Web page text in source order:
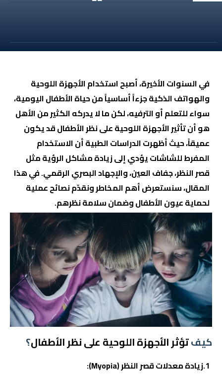
في السنوات الأخيرة، أصبح استخدام الأجهزة اللوحية
والهواتف الذكية جزءاً أساسياً من حياة الأطفال اليومية،
سواء للتعلم أو الترفيه، لكن ما لا يدركه الكثير من الأهل
هو أنتأثير الأجهزة اللوحية على نظر الأطفالقد يكون
عميقاً، حيث أظهرت الدراسات الطبية أن الاستخدام
المفرط للشاشات يؤدي إلى زيادة مشاكل الرؤية مثل
قصر النظر، جفاف العين، والإجهاد البصري الرقمي. في هذا
المقال، سنستعرض أهم المخاطر ونقدّم نصائح عملية
لحماية عيون الأطفال وضمان سلامة نظرهم.
كيفتؤثر الأجهزة اللوحية على نظر الأطفال؟
1.زيادة معدلات قصر النظر (Myopia):